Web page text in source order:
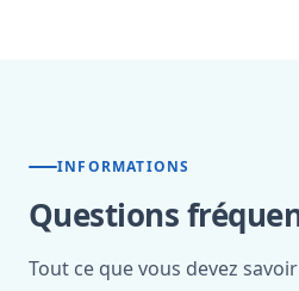
INFORMATIONS
Questions
Tout ce que vous devez